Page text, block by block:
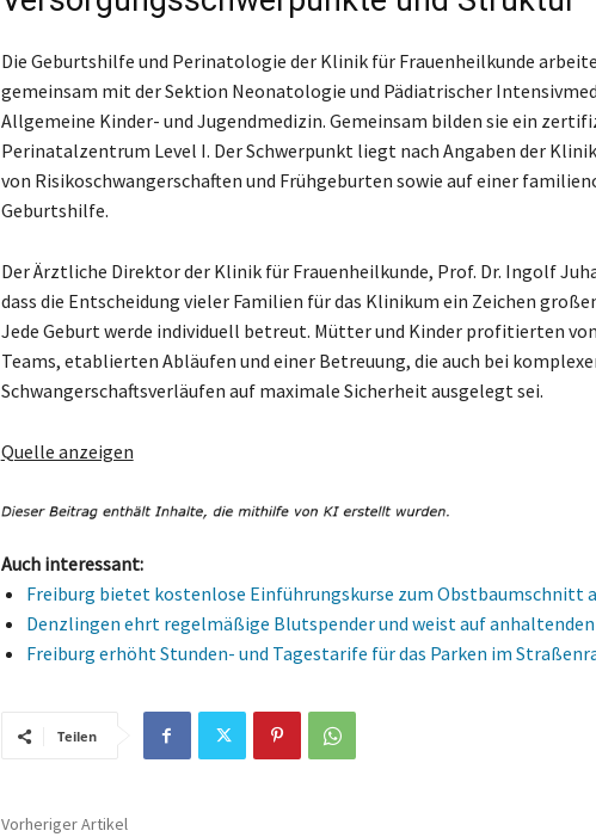
Die Geburtshilfe und Perinatologie der Klinik für Frauenheilkunde
gemeinsam mit der Sektion Neonatologie und Pädiatrischer
Allgemeine Kinder- und Jugendmedizin. Gemeinsam bilden sie ein
Perinatalzentrum Level I. Der Schwerpunkt liegt nach Angaben der
von Risikoschwangerschaften und Frühgeburten sowie auf einer
Geburtshilfe.
Der Ärztliche Direktor der Klinik für Frauenheilkunde, Prof. Dr. Ingolf
dass die Entscheidung vieler Familien für das Klinikum ein Zeichen
Jede Geburt werde individuell betreut. Mütter und Kinder profitierten
Teams, etablierten Abläufen und einer Betreuung, die auch bei
Schwangerschaftsverläufen auf maximale Sicherheit ausgelegt sei.
Quelle anzeigen
Auch interessant:
Freiburg bietet kostenlose Einführungskurse zum Obstbaumschnitt
Denzlingen ehrt regelmäßige Blutspender und weist auf
Freiburg erhöht Stunden- und Tagestarife für das Parken im
Teilen
Vorheriger Artikel